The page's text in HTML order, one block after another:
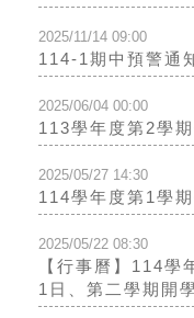
2025/11/14 09:00
114-1期中預警通
2025/06/04 00:00
113學年度第2學
2025/05/27 14:30
114學年度第1學
2025/05/22 08:30
【行事曆】114學
1日、第二學期開